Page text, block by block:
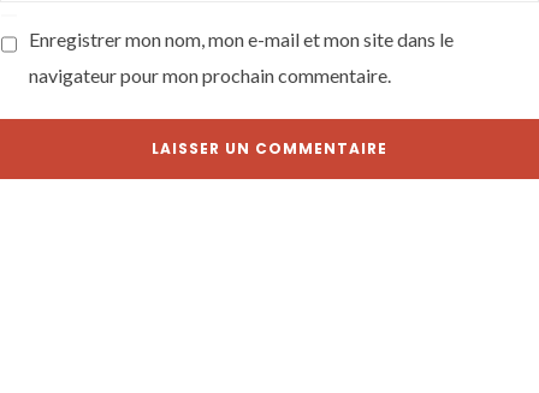
Enregistrer mon nom, mon e-mail et mon site dans le
navigateur pour mon prochain commentaire.